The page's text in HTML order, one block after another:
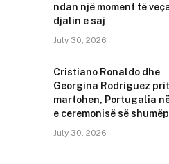
ndan një moment të
djalin e saj
July 30, 2026
Cristiano Ronaldo dhe
Georgina Rodríguez
martohen, Portugalia
e ceremonisë së
July 30, 2026